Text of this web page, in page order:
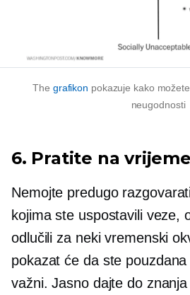
The grafikon pokazuje kako
neugodnosti
6. Pratite na vrijeme
Nemojte predugo
kojima ste uspostavili veze,
odlučili za neki vremenski
pokazat će da ste
važni. Jasno dajte do